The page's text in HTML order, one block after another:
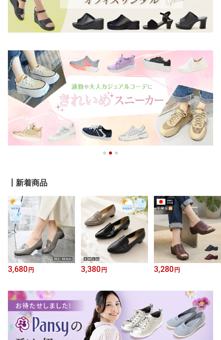
┃新着商品
3,680円 3,380円 3,280円